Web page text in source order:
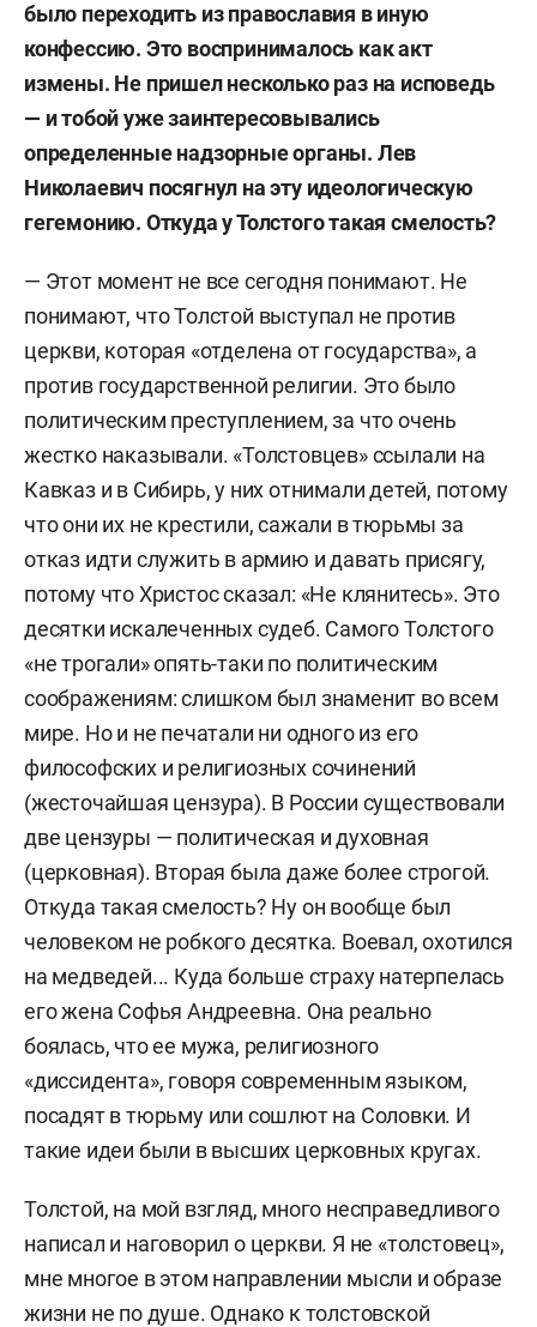
было переходить из православия в иную
конфессию. Это воспринималось как акт
измены. Не пришел несколько раз на исповедь
— и тобой уже заинтересовывались
определенные надзорные органы. Лев
Николаевич посягнул на эту идеологическую
гегемонию. Откуда у Толстого такая смелость?
— Этот момент не все сегодня понимают. Не
понимают, что Толстой выступал не против
церкви, которая «отделена от государства», а
против государственной религии. Это было
политическим преступлением, за что очень
жестко наказывали. «Толстовцев» ссылали на
Кавказ и в Сибирь, у них отнимали детей, потому
что они их не крестили, сажали в тюрьмы за
отказ идти служить в армию и давать присягу,
потому что Христос сказал: «Не клянитесь». Это
десятки искалеченных судеб. Самого Толстого
«не трогали» опять-таки по политическим
соображениям: слишком был знаменит во всем
мире. Но и не печатали ни одного из его
философских и религиозных сочинений
(жесточайшая цензура). В России существовали
две цензуры — политическая и духовная
(церковная). Вторая была даже более строгой.
Откуда такая смелость? Ну он вообще был
человеком не робкого десятка. Воевал, охотился
на медведей... Куда больше страху натерпелась
его жена Софья Андреевна. Она реально
боялась, что ее мужа, религиозного
«диссидента», говоря современным языком,
посадят в тюрьму или сошлют на Соловки. И
такие идеи были в высших церковных кругах.
Толстой, на мой взгляд, много несправедливого
написал и наговорил о церкви. Я не «толстовец»,
мне многое в этом направлении мысли и образе
жизни не по душе. Однако к толстовской